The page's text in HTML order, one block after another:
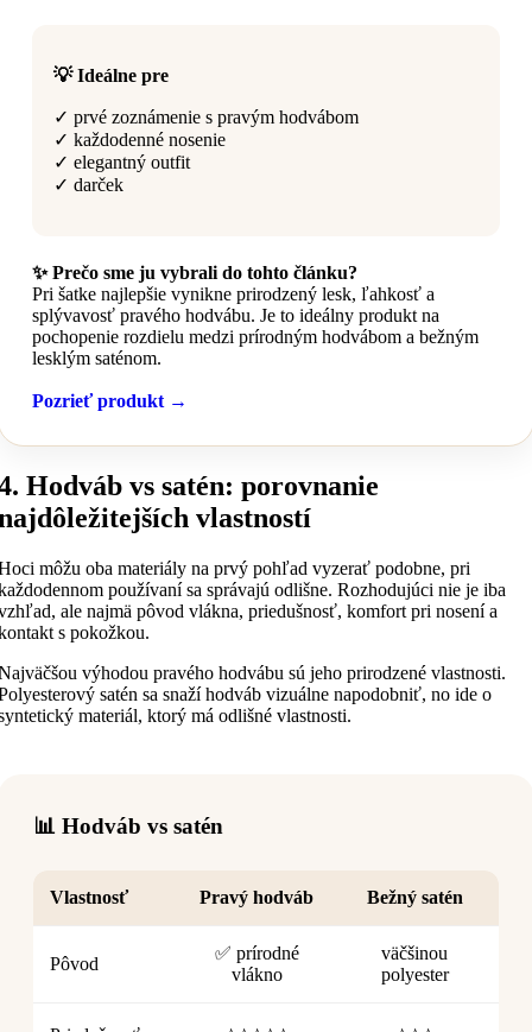
💡 Ideálne pre
✓ prvé zoznámenie s pravým hodvábom
✓ každodenné nosenie
✓ elegantný outfit
✓ darček
✨ Prečo sme ju vybrali do tohto článku?
Pri šatke najlepšie vynikne prirodzený lesk, ľahkosť a
splývavosť pravého hodvábu. Je to ideálny produkt na
pochopenie rozdielu medzi prírodným hodvábom a bežným
lesklým saténom.
Pozrieť produkt →
Hodváb vs satén: porovnanie
vlastností
môžu oba materiály na prvý pohľad vyzerať podobne, pri
používaní sa správajú odlišne. Rozhodujúci nie je iba
ale najmä pôvod vlákna, priedušnosť, komfort pri nosení a
s pokožkou.
výhodou pravého hodvábu sú jeho prirodzené vlastnosti.
satén sa snaží hodváb vizuálne napodobniť, no ide o
materiál, ktorý má odlišné vlastnosti.
📊 Hodváb vs satén
Vlastnosť Pravý hodváb Bežný satén
Pôvod
✅ prírodné
vlákno
väčšinou
polyester